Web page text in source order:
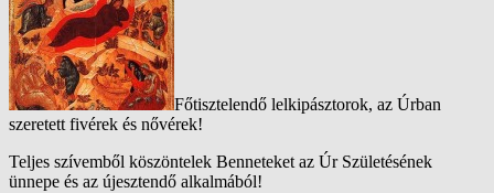
Főtisztelendő lelkipásztorok, az Úrban
szeretett fivérek és nővérek!
Teljes szívemből köszöntelek Benneteket az Úr Születésének
ünnepe és az újesztendő alkalmából!